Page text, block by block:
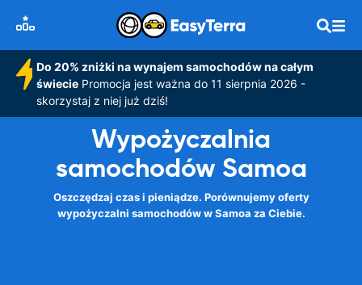
Do 20% zniżki na wynajem samochodów na całym
świeciePromocja jest ważna do 11 sierpnia 2026 -
skorzystaj z niej już dziś!
Wypożyczalnia
samochodów Samoa
Oszczędzaj czas i pieniądze. Porównujemy oferty
wypożyczalni samochodów w Samoa za Ciebie.